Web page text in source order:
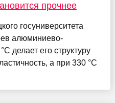
прочнее
госуниверситета
алюминиево-
делает его структуру
а при 330 °C